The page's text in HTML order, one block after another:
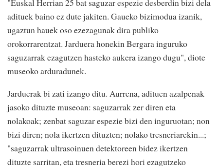
"Euskal Herrian 25 bat saguzar espezie desberdin bizi dela
adituek baino ez dute jakiten. Gaueko bizimodua izanik,
ugaztun hauek oso ezezagunak dira publiko
orokorrarentzat. Jarduera honekin Bergara inguruko
saguzarrak ezagutzen hasteko aukera izango dugu", diote
museoko arduradunek.
Jarduerak bi zati izango ditu. Aurrena, adituen azalpenak
jasoko dituzte museoan: saguzarrak zer diren eta
nolakoak; zenbat saguzar espezie bizi den inguruotan; non
bizi diren; nola ikertzen dituzten; nolako tresneriarekin...;
"saguzarrak ultrasoinuen detektoreen bidez ikertzen
dituzte sarritan, eta tresneria berezi hori ezagutzeko